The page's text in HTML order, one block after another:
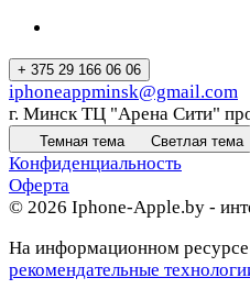
+ 375 29 166 06 06
iphoneappminsk@gmail.com
г. Минск ТЦ "Арена Сити"
Темная тема Светлая тема
Конфиденциальность
Оферта
© 2026 Iphone-Apple.by -
На информационном
рекомендательные